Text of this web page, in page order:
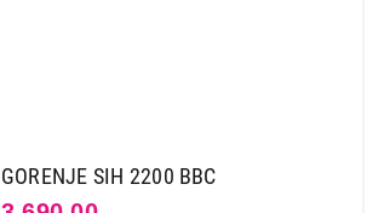
GORENJE SIH 2200 BBC